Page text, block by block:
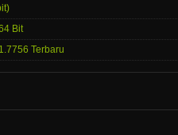
Bit
Terbaru